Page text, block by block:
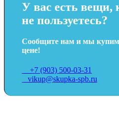
У вас есть
не пользуетесь?
Сообщите нам и мы
цене!
+7 (903) 500-03-31
vikup@skupka-spb.ru